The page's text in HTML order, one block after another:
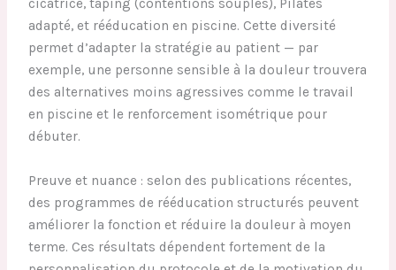
cicatrice, taping (contentions souples), Pilates
adapté, et rééducation en piscine. Cette diversité
permet d’adapter la stratégie au patient — par
exemple, une personne sensible à la douleur trouvera
des alternatives moins agressives comme le travail
en piscine et le renforcement isométrique pour
débuter.
Preuve et nuance : selon des publications récentes,
des programmes de rééducation structurés peuvent
améliorer la fonction et réduire la douleur à moyen
terme. Ces résultats dépendent fortement de la